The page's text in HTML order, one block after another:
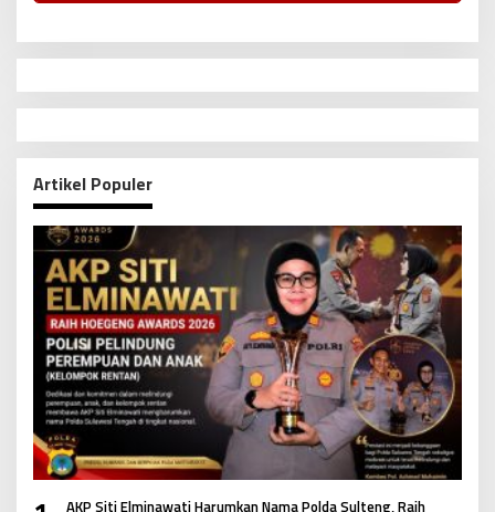
Artikel Populer
AKP Siti Elminawati Harumkan Nama Polda Sulteng, Raih